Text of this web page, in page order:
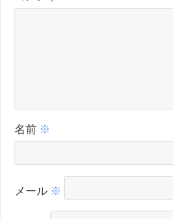
名前 ※
メール ※